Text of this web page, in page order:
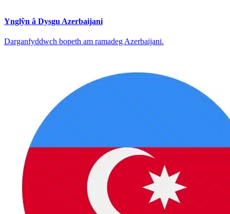
Ynglŷn â Dysgu Azerbaijani
Darganfyddwch bopeth am ramadeg Azerbaijani.